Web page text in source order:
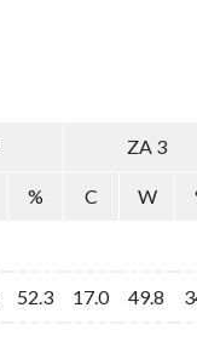
ZA 3
% C W
52.3 17.0 49.8
ZA 3
% C W
52.3 17.0 49.8